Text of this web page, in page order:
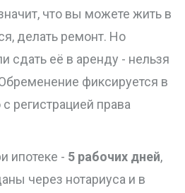
что вы можете жить в
делать ремонт. Но
сдать её в аренду - нельзя
фиксируется в
регистрацией права
ипотеке - 5 рабочих дней,
через нотариуса и в